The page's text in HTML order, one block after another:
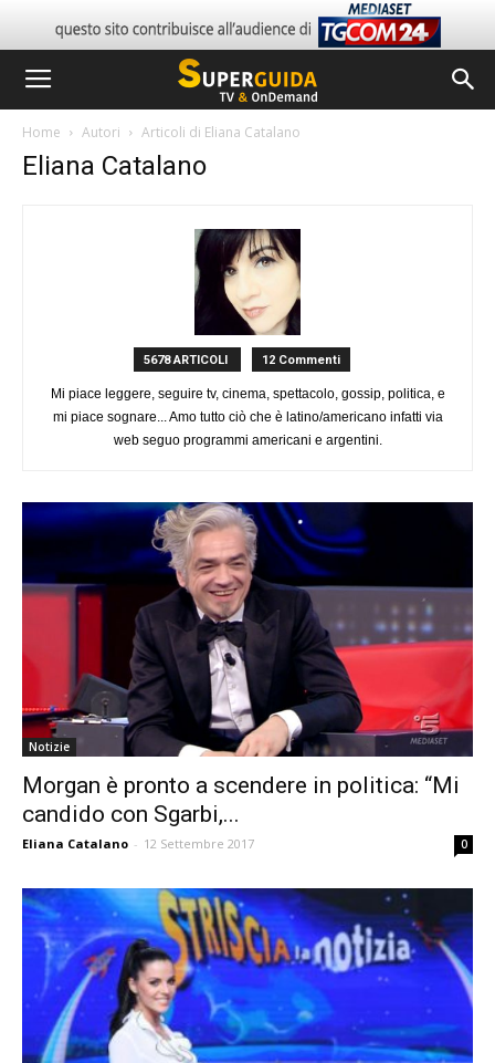
Home Autori Articoli di Eliana Catalano
Eliana Catalano
5678 ARTICOLI 12 Commenti
Mi piace leggere, seguire tv, cinema, spettacolo, gossip, politica, e
mi piace sognare... Amo tutto ciò che è latino/americano infatti via
web seguo programmi americani e argentini.
Notizie
Morgan è pronto a scendere in politica: “Mi
candido con Sgarbi,...
Eliana Catalano - 12 Settembre 2017 0